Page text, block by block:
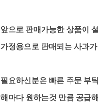
앞으로 판매가능한 상품이
가정용으로 판매되는 사과
필요하신분은 빠른 주문 부
해마다 원하는것 만큼 공급